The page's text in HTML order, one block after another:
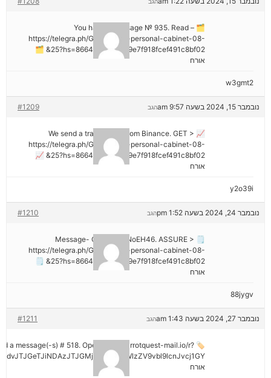
🗂 You have 1 message № 935. Read –
https://telegra.ph/Go-to-your-personal-cabinet-08-
25?hs=8664c520642b9e7f918fcef491c8bf02& 🗂
אורח
w3gmt2
נובמבר 15, 2024 בשעה 9:57 am #1209 הגב
📈 We send a transaction from Binance. GЕТ >
https://telegra.ph/Go-to-your-personal-cabinet-08-
25?hs=8664c520642b9e7f918fcef491c8bf02& 📈
אורח
y2o39i
נובמבר 24, 2024 בשעה 1:52 pm #1210 הגב
🗒 Message- Operation NoEH46. ASSURE >
https://telegra.ph/Go-to-your-personal-cabinet-08-
25?hs=8664c520642b9e7f918fcef491c8bf02& 🗒
אורח
88jygv
נובמבר 27, 2024 בשעה 1:43 am #1211 הגב
a message(-s) # 518. Open > out.carrotquest-mail.io/r?
אורח